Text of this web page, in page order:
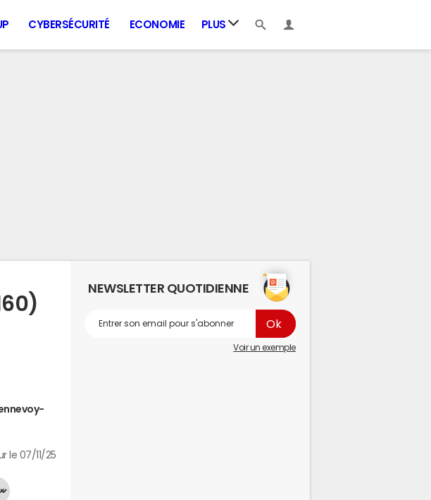
CYBERSÉCURITÉ ECONOMIE PLUS
le 07/11/25
NEWSLETTER QUOTIDIENNE
Voir un exemple